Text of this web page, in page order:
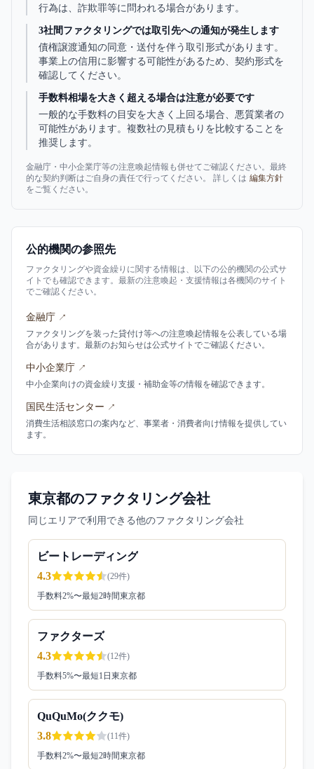
行為は、詐欺罪等に問われる場合があります。
3社間ファクタリングでは取引先への通知が発生します
債権譲渡通知の同意・送付を伴う取引形式があります。
事業上の信用に影響する可能性があるため、契約形式を
確認してください。
手数料相場を大きく超える場合は注意が必要です
一般的な手数料の目安を大きく上回る場合、悪質業者の
可能性があります。複数社の見積もりを比較することを
推奨します。
金融庁・中小企業庁等の注意喚起情報も併せてご確認ください。最終
的な契約判断はご自身の責任で行ってください。 詳しくは 編集方針
をご覧ください。
公的機関の参照先
ファクタリングや資金繰りに関する情報は、以下の公的機関の公式サ
イトでも確認できます。最新の注意喚起・支援情報は各機関のサイト
でご確認ください。
金融庁 ↗
ファクタリングを装った貸付け等への注意喚起情報を公表している場
合があります。最新のお知らせは公式サイトでご確認ください。
中小企業庁 ↗
中小企業向けの資金繰り支援・補助金等の情報を確認できます。
国民生活センター ↗
消費生活相談窓口の案内など、事業者・消費者向け情報を提供してい
ます。
東京都のファクタリング会社
同じエリアで利用できる他のファクタリング会社
ビートレーディング
4.3
(29件)
手数料2%〜最短2時間東京都
ファクターズ
4.3
(12件)
手数料5%〜最短1日 東京都
QuQuMo(ククモ)
3.8
(11件)
手数料2%〜最短2時間東京都